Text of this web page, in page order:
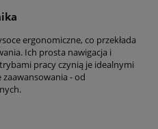
ergonomiczne, co przekłada
Ich prosta nawigacja i
pracy czynią je idealnymi
- od